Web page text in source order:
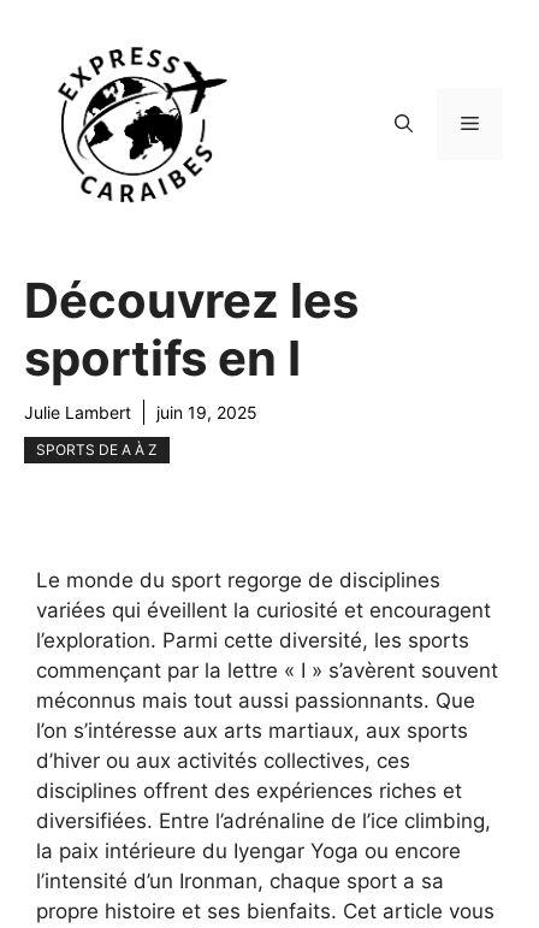
contenu
Menu
Découvrez les
sportifs en I
Julie Lambert juin 19, 2025
SPORTS DE A À Z
Le monde du sport regorge de disciplines
variées qui éveillent la curiosité et encouragent
l’exploration. Parmi cette diversité, les sports
commençant par la lettre « I » s’avèrent souvent
méconnus mais tout aussi passionnants. Que
l’on s’intéresse aux arts martiaux, aux sports
d’hiver ou aux activités collectives, ces
disciplines offrent des expériences riches et
diversifiées. Entre l’adrénaline de l’ice climbing,
la paix intérieure du Iyengar Yoga ou encore
l’intensité d’un Ironman, chaque sport a sa
propre histoire et ses bienfaits. Cet article vous